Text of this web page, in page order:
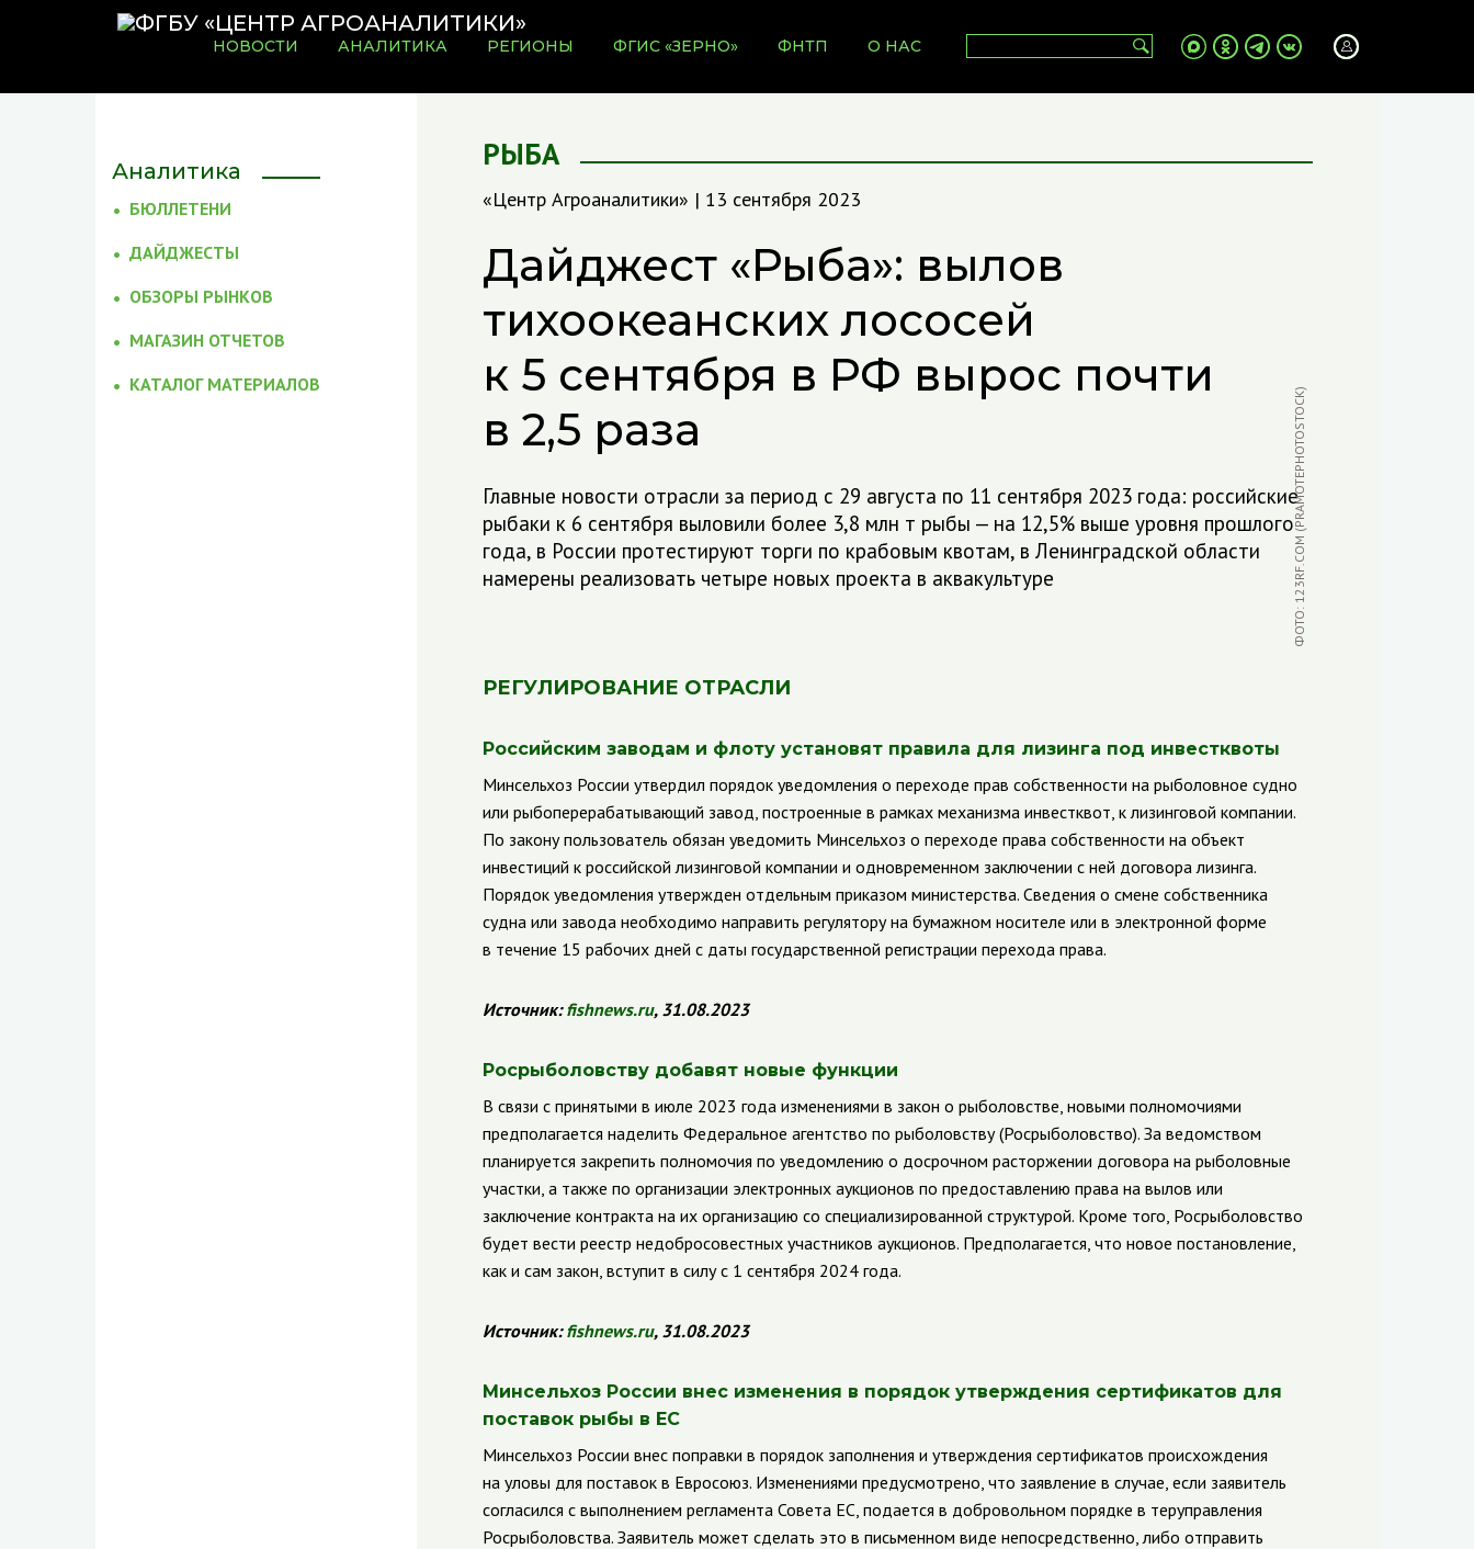
НОВОСТИ АНАЛИТИКА РЕГИОНЫ ФГИС «ЗЕРНО» ФНТП О НАС
Аналитика
БЮЛЛЕТЕНИ
ДАЙДЖЕСТЫ
ОБЗОРЫ РЫНКОВ
МАГАЗИН ОТЧЕТОВ
КАТАЛОГ МАТЕРИАЛОВ
РЫБА
«Центр Агроаналитики» | 13 сентября 2023
Дайджест «Рыба»: вылов
тихоокеанских лососей
к 5 сентября в РФ вырос почти
в 2,5 раза
Главные новости отрасли за период с 29 августа по 11 сентября 2023 года: российские
рыбаки к 6 сентября выловили более 3,8 млн т рыбы — на 12,5% выше уровня прошлого
года, в России протестируют торги по крабовым квотам, в Ленинградской области
намерены реализовать четыре новых проекта в аквакультуре
ФОТО: 123RF.COM (PRAMOTEPHOTOSTOCK)
РЕГУЛИРОВАНИЕ ОТРАСЛИ
Российским заводам и флоту установят правила для лизинга под инвестквоты
Минсельхоз России утвердил порядок уведомления о переходе прав собственности на рыболовное судно
или рыбоперерабатывающий завод, построенные в рамках механизма инвестквот, к лизинговой компании.
По закону пользователь обязан уведомить Минсельхоз о переходе права собственности на объект
инвестиций к российской лизинговой компании и одновременном заключении с ней договора лизинга.
Порядок уведомления утвержден отдельным приказом министерства. Сведения о смене собственника
судна или завода необходимо направить регулятору на бумажном носителе или в электронной форме
в течение 15 рабочих дней с даты государственной регистрации перехода права.
Источник:fishnews.ru, 31.08.2023
Росрыболовству добавят новые функции
В связи с принятыми в июле 2023 года изменениями в закон о рыболовстве, новыми полномочиями
предполагается наделить Федеральное агентство по рыболовству (Росрыболовство). За ведомством
планируется закрепить полномочия по уведомлению о досрочном расторжении договора на рыболовные
участки, а также по организации электронных аукционов по предоставлению права на вылов или
заключение контракта на их организацию со специализированной структурой. Кроме того, Росрыболовство
будет вести реестр недобросовестных участников аукционов. Предполагается, что новое постановление,
как и сам закон, вступит в силу с 1 сентября 2024 года.
Источник:fishnews.ru, 31.08.2023
Минсельхоз России внес изменения в порядок утверждения сертификатов для
поставок рыбы в ЕС
Минсельхоз России внес поправки в порядок заполнения и утверждения сертификатов происхождения
на уловы для поставок в Евросоюз. Изменениями предусмотрено, что заявление в случае, если заявитель
согласился с выполнением регламента Совета ЕС, подается в добровольном порядке в теруправления
Росрыболовства. Заявитель может сделать это в письменном виде непосредственно, либо отправить